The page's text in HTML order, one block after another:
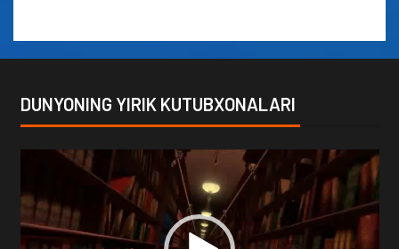
DUNYONING YIRIK KUTUBXONALARI